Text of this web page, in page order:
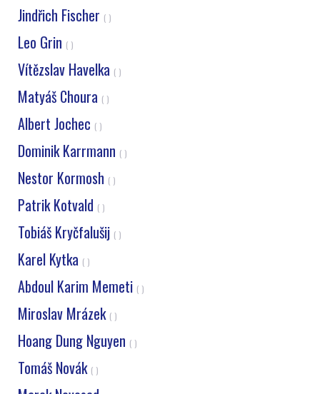
Jindřich Fischer ( )
Leo Grin ( )
Vítězslav Havelka ( )
Matyáš Choura ( )
Albert Jochec ( )
Dominik Karrmann ( )
Nestor Kormosh ( )
Patrik Kotvald ( )
Tobiáš Kryčfalušij ( )
Karel Kytka ( )
Abdoul Karim Memeti ( )
Miroslav Mrázek ( )
Hoang Dung Nguyen ( )
Tomáš Novák ( )